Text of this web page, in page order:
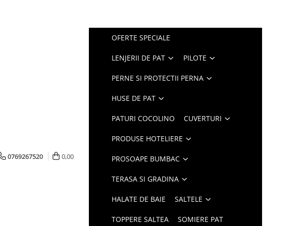
0769267520 0,00
OFERTE SPECIALE
LENJERII DE PAT PILOTE
PERNE SI PROTECTII PERNA
HUSE DE PAT
PATURI COCOLINO CUVERTURI
PRODUSE HOTELIERE
PROSOAPE BUMBAC
TERASA SI GRADINA
HALATE DE BAIE SALTELE
TOPPERE SALTEA SOMIERE PAT